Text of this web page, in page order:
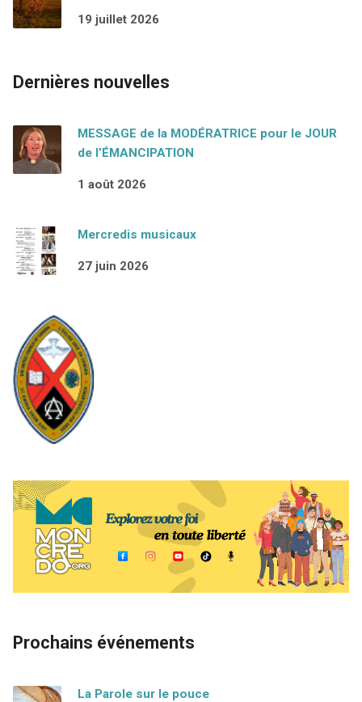
19 juillet 2026
Dernières nouvelles
MESSAGE de la MODÉRATRICE pour le JOUR
de l’ÉMANCIPATION
1 août 2026
Mercredis musicaux
27 juin 2026
Prochains événements
La Parole sur le pouce